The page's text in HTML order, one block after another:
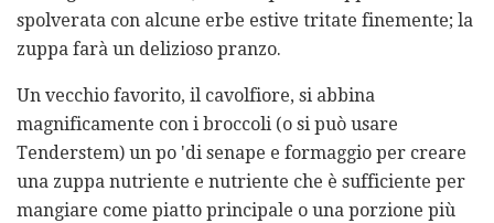
spolverata con alcune erbe estive tritate finemente; la
zuppa farà un delizioso pranzo.
Un vecchio favorito, il cavolfiore, si abbina
magnificamente con i broccoli (o si può usare
Tenderstem) un po 'di senape e formaggio per creare
una zuppa nutriente e nutriente che è sufficiente per
mangiare come piatto principale o una porzione più